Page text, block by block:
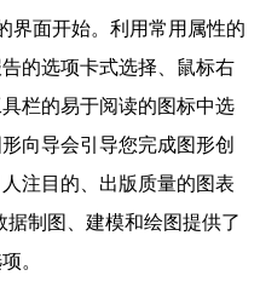
界面开始。利用常用属性的
的选项卡式选择、鼠标右
栏的易于阅读的图标中选
向导会引导您完成图形创
注目的、出版质量的图表
据制图、建模和绘图提供了
。